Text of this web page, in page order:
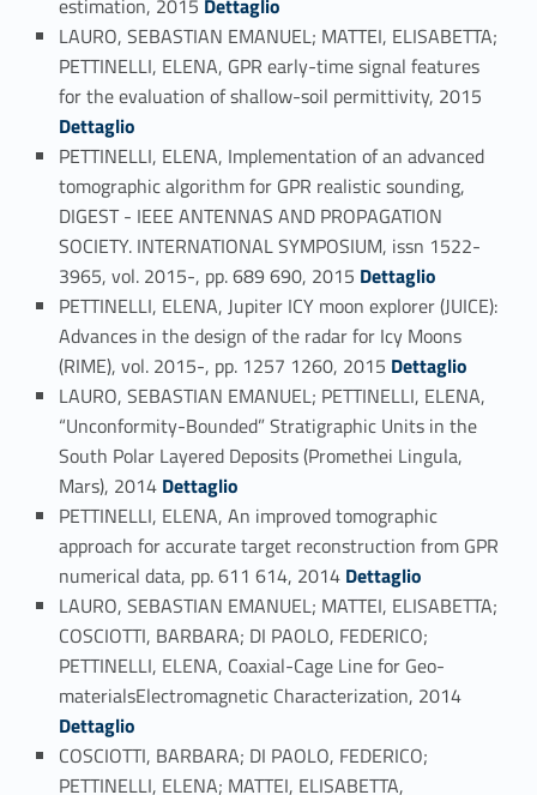
estimation, 2015 Dettaglio
LAURO, SEBASTIAN EMANUEL; MATTEI, ELISABETTA;
PETTINELLI, ELENA, GPR early-time signal features
for the evaluation of shallow-soil permittivity, 2015
Dettaglio
PETTINELLI, ELENA, Implementation of an advanced
tomographic algorithm for GPR realistic sounding,
DIGEST - IEEE ANTENNAS AND PROPAGATION
SOCIETY. INTERNATIONAL SYMPOSIUM, issn 1522-
3965, vol. 2015-, pp. 689 690, 2015 Link identifier #identifier_person_46016-104
Dettaglio
PETTINELLI, ELENA, Jupiter ICY moon explorer (JUICE):
Advances in the design of the radar for Icy Moons
(RIME), vol. 2015-, pp. 1257 1260, 2015 Link identifier #identifier_person_58302-105
Dettaglio
LAURO, SEBASTIAN EMANUEL; PETTINELLI, ELENA,
“Unconformity-Bounded” Stratigraphic Units in the
South Polar Layered Deposits (Promethei Lingula,
Mars), 2014 Link identifier #identifier_person_111736-106
Dettaglio
PETTINELLI, ELENA, An improved tomographic
approach for accurate target reconstruction from GPR
numerical data, pp. 611 614, 2014 Link identifier #identifier_person_167842-107
Dettaglio
LAURO, SEBASTIAN EMANUEL; MATTEI, ELISABETTA;
COSCIOTTI, BARBARA; DI PAOLO, FEDERICO;
PETTINELLI, ELENA, Coaxial-Cage Line for Geo-
materialsElectromagnetic Characterization, 2014
Dettaglio
COSCIOTTI, BARBARA; DI PAOLO, FEDERICO;
PETTINELLI, ELENA; MATTEI, ELISABETTA,